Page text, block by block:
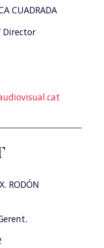
CUADRADA
Director
RODÓN